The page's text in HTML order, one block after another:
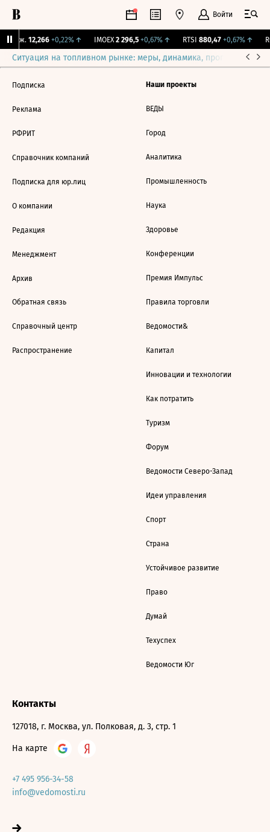
Войти
Бирж. 12,266 +0,22%↑ IMOEX 2 296,5 +0,67%↑ RTSI 880,47 +0,67%↑
Ситуация на топливном рынке: меры, динамика, прогнозы
Подписка
Реклама
РФРИТ
Справочник компаний
Подписка для юр.лиц
О компании
Редакция
Менеджмент
Архив
Обратная связь
Справочный центр
Распространение
Наши проекты
ВЕДЫ
Город
Аналитика
Промышленность
Наука
Здоровье
Конференции
Премия Импульс
Правила торговли
Ведомости&
Капитал
Инновации и технологии
Как потратить
Туризм
Форум
Ведомости Северо-Запад
Идеи управления
Спорт
Страна
Устойчивое развитие
Право
Думай
Техуспех
Ведомости Юг
Контакты
127018, г. Москва, ул. Полковая, д. 3, стр. 1
На карте
+7 495 956-34-58
info@vedomosti.ru